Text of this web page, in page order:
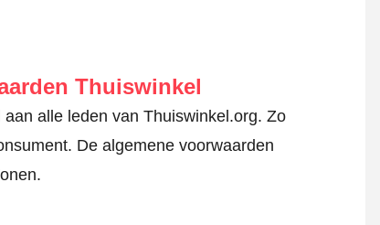
Thuiswinkel
alle leden van Thuiswinkel.org. Zo
De algemene voorwaarden